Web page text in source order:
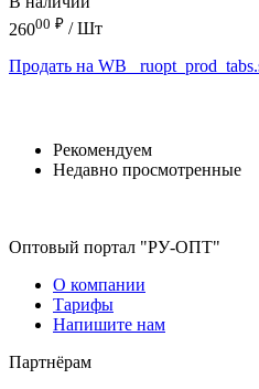
26000 ₽ / Шт
Продать на WB
Рекомендуем
Недавно просмотренные
Оптовый портал "РУ-ОПТ"
О компании
Тарифы
Напишите нам
Партнёрам